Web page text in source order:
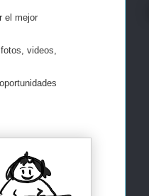
el mejor
videos,